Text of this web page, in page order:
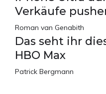
Verkäufe
Roman van Genabith
Das seht ihr
HBO Max
Patrick Bergmann